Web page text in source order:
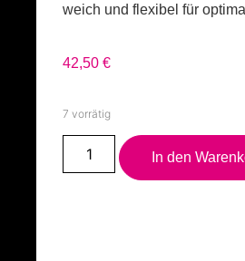
weich und flexibel für
42,50€
7 vorrätig
In den